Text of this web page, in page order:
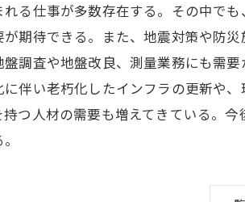
る仕事が多数存在する。その中で
期待できる。また、地震対策や防
調査や地盤改良、測量業務にも需
伴い老朽化したインフラの更新や
つ人材の需要も増えてきている。